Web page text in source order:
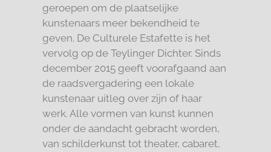
geroepen om de plaatselijke
kunstenaars meer bekendheid te
geven. De Culturele Estafette is het
vervolg op de Teylinger Dichter. Sinds
december 2015 geeft voorafgaand aan
de raadsvergadering een lokale
kunstenaar uitleg over zijn of haar
werk. Alle vormen van kunst kunnen
onder de aandacht gebracht worden,
van schilderkunst tot theater, cabaret,